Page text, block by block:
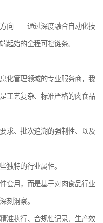
向——通过深度融合自动化技
起始的全程可控链条。
化管理领域的专业服务商，我
工艺复杂、标准严格的肉食品
求、批次追溯的强制性、以及
独特的行业属性。
套用，而是基于对肉食品行业
刻洞察。
准执行、合规性记录、生产效